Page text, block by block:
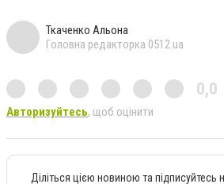
Ткаченко Альона
Головна редакторка 0512.ua
0,0
Авторизуйтесь, щоб оцінити
Діліться цією новиною та підписуйтесь